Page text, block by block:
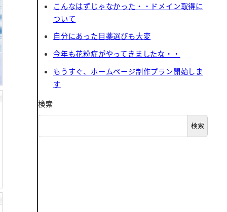
こんなはずじゃなかった・・ドメイン取得に
ついて
自分にあった目薬選びも大変
今年も花粉症がやってきましたな・・
もうすぐ、ホームページ制作プラン開始しま
す
検索
検索